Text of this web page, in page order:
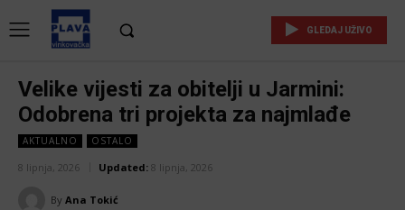
GLEDAJ UŽIVO
Velike vijesti za obitelji u Jarmini:
Odobrena tri projekta za najmlađe
AKTUALNO OSTALO
8 lipnja, 2026 Updated: 8 lipnja, 2026
By Ana Tokić